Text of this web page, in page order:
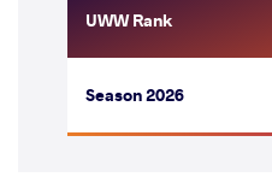
UWW Rank
Season 2026